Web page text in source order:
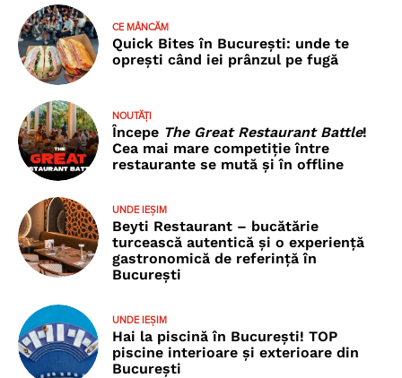
CE MÂNCĂM
Quick Bites în București: unde te
oprești când iei prânzul pe fugă
NOUTĂȚI
Începe The Great Restaurant Battle!
Cea mai mare competiție între
restaurante se mută și în offline
UNDE IEȘIM
Beyti Restaurant – bucătărie
turcească autentică și o experiență
gastronomică de referință în
București
UNDE IEȘIM
Hai la piscină în București! TOP
piscine interioare și exterioare din
București